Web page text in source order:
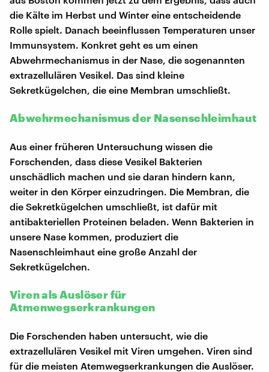
die Kälte im Herbst und Winter eine entscheidende
Rolle spielt. Danach beeinflussen Temperaturen unser
Immunsystem. Konkret geht es um einen
Abwehrmechanismus in der Nase, die sogenannten
extrazellulären Vesikel. Das sind kleine
Sekretkügelchen, die eine Membran umschließt.
Abwehrmechanismus der Nasenschleimhaut
Aus einer früheren Untersuchung wissen die
Forschenden, dass diese Vesikel Bakterien
unschädlich machen und sie daran hindern kann,
weiter in den Körper einzudringen. Die Membran, die
die Sekretkügelchen umschließt, ist dafür mit
antibakteriellen Proteinen beladen. Wenn Bakterien in
unsere Nase kommen, produziert die
Nasenschleimhaut eine große Anzahl der
Sekretkügelchen.
Viren als Auslöser für
Atmenwegserkrankungen
Die Forschenden haben untersucht, wie die
extrazellulären Vesikel mit Viren umgehen. Viren sind
für die meisten Atemwegserkrankungen die Auslöser.